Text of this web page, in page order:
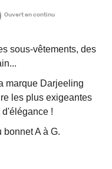
Ouvert en continu
sous-vêtements, des
marque Darjeeling
les plus exigeantes
!
A à G.